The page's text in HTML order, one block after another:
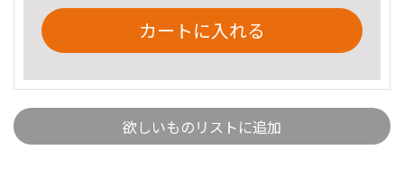
カートに入れる
欲しいものリストに追加